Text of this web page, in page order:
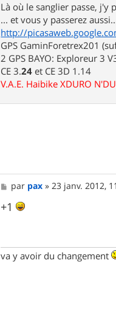
Là où le sanglier passe, j'y
... et vous y passerez
http://
GPS GaminForetrex201
2 GPS BAYO: Exploreur 3
CE 3.24 et CE 3D 1.14
V.A.E. Haibike XDURO
M
e
s
s
par pax »23 janv. 2012,
+1
va y avoir du changement